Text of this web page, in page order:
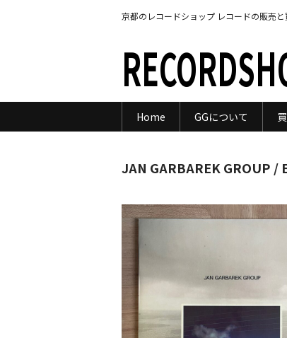
京都のレコードショップ レコードの販売
Home GGについて
JAN GARBAREK GROUP /